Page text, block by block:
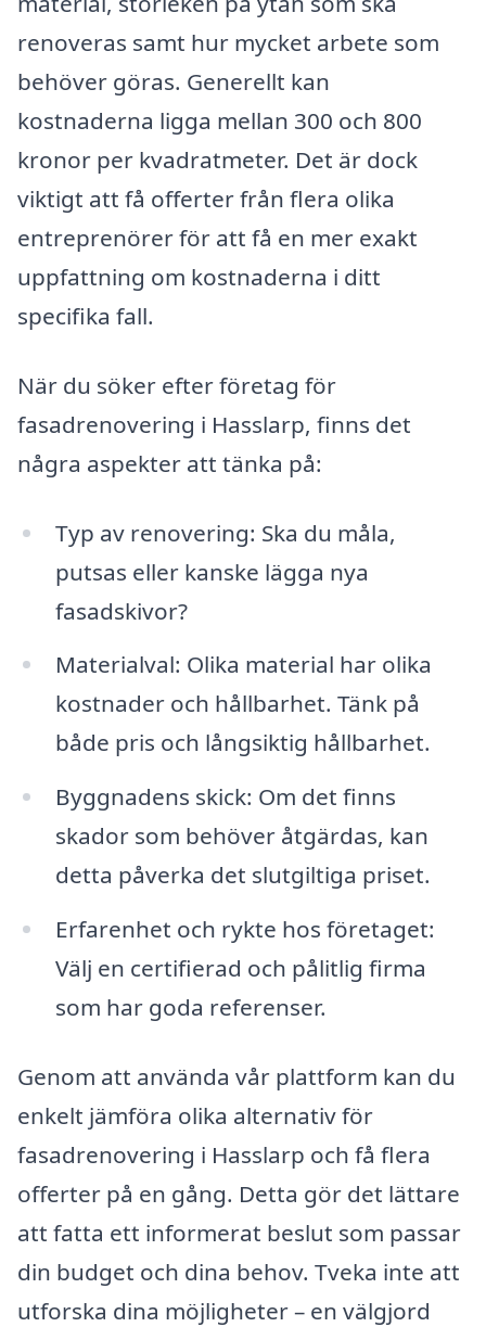
renoveras samt hur mycket arbete som
behöver göras. Generellt kan
kostnaderna ligga mellan 300 och 800
kronor per kvadratmeter. Det är dock
viktigt att få offerter från flera olika
entreprenörer för att få en mer exakt
uppfattning om kostnaderna i ditt
specifika fall.
När du söker efter företag för
fasadrenovering i Hasslarp, finns det
några aspekter att tänka på:
Typ av renovering: Ska du måla,
putsas eller kanske lägga nya
fasadskivor?
Materialval: Olika material har olika
kostnader och hållbarhet. Tänk på
både pris och långsiktig hållbarhet.
Byggnadens skick: Om det finns
skador som behöver åtgärdas, kan
detta påverka det slutgiltiga priset.
Erfarenhet och rykte hos företaget:
Välj en certifierad och pålitlig firma
som har goda referenser.
Genom att använda vår plattform kan du
enkelt jämföra olika alternativ för
fasadrenovering i Hasslarp och få flera
offerter på en gång. Detta gör det lättare
att fatta ett informerat beslut som passar
din budget och dina behov. Tveka inte att
utforska dina möjligheter – en välgjord